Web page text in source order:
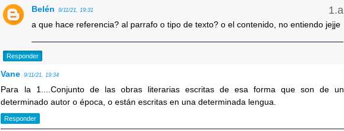
Belén 9/11/21, 19:31
a que hace referencia? al parrafo o tipo de texto? o el contenido, no entiendo jejje
Responder
Vane 9/11/21, 19:34
Para la 1....Conjunto de las obras literarias escritas de esa forma que son de un
determinado autor o época, o están escritas en una determinada lengua.
Responder